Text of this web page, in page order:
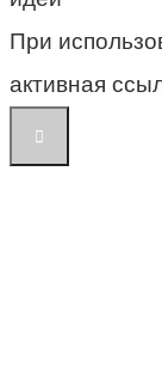
При
активная